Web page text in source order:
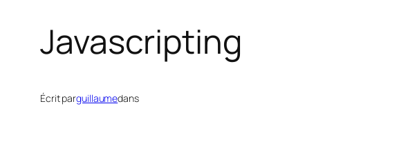
Javascripting
Écrit parguillaumedans